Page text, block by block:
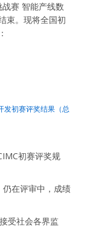
赛 智能产线数
束。现将全国初
发初赛评奖结果（总
初赛评奖规
在评审中，成绩
受社会各界监